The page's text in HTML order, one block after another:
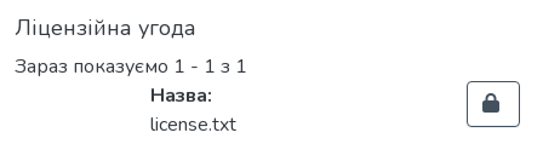
Ліцензійна угода
Зараз показуємо 1 - 1 з 1
Назва:
license.txt